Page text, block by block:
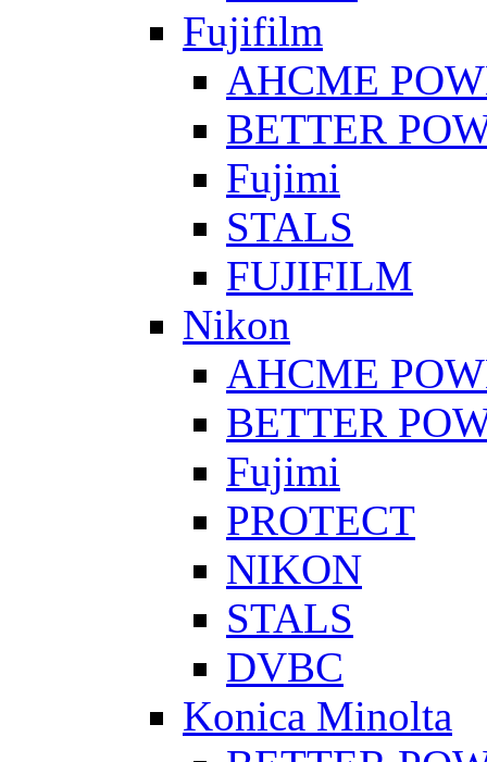
Fujifilm
AHCME
BETTER
Fujimi
STALS
FUJIFILM
Nikon
AHCME
BETTER
Fujimi
PROTECT
NIKON
STALS
DVBC
Konica Minolta